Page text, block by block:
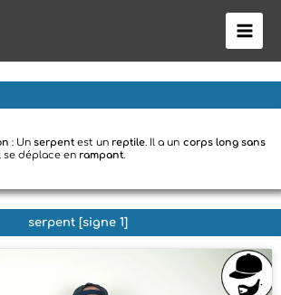
: Unserpent est un reptile. Il a un corps long sans
se déplace en rampant.
serpent [signe 1]